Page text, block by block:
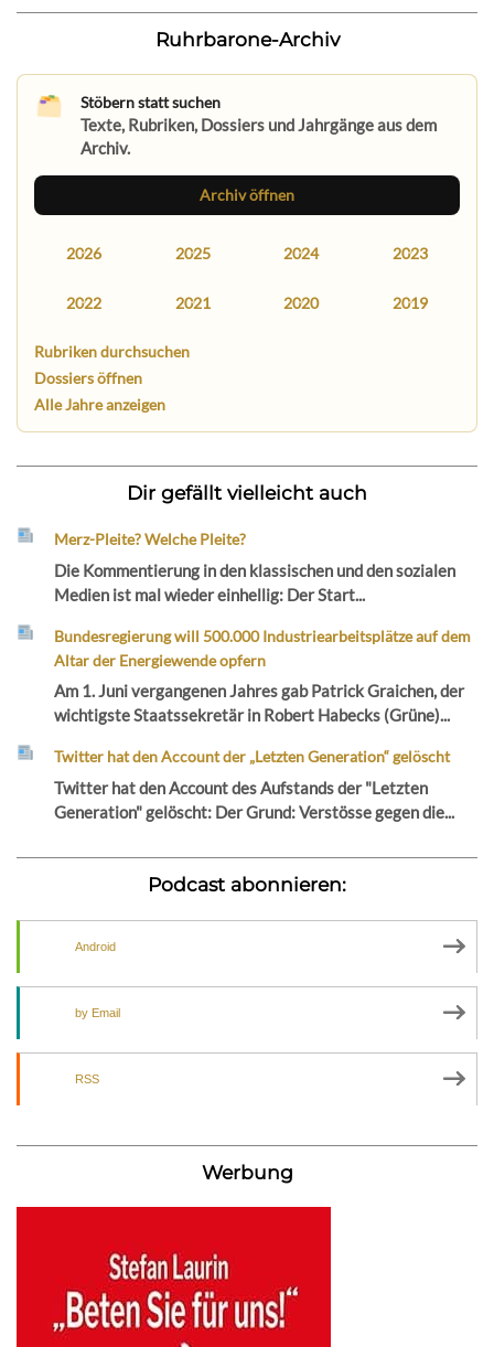
Ruhrbarone-Archiv
Stöbern statt suchen
Texte, Rubriken, Dossiers und Jahrgänge aus dem
Archiv.
Archiv öffnen
2026 2025 2024 2023
2022 2021 2020 2019
Rubriken durchsuchen
Dossiers öffnen
Alle Jahre anzeigen
Dir gefällt vielleicht auch
Merz-Pleite? Welche Pleite?
Die Kommentierung in den klassischen und den sozialen
Medien ist mal wieder einhellig: Der Start...
Bundesregierung will 500.000 Industriearbeitsplätze auf dem
Altar der Energiewende opfern
Am 1. Juni vergangenen Jahres gab Patrick Graichen, der
wichtigste Staatssekretär in Robert Habecks (Grüne)...
Twitter hat den Account der „Letzten Generation“ gelöscht
Twitter hat den Account des Aufstands der "Letzten
Generation" gelöscht: Der Grund: Verstösse gegen die...
Podcast abonnieren:
Android
by Email
RSS
Werbung